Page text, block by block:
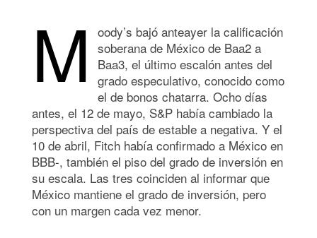
M
oody’s bajó anteayer la calificación
soberana de México de Baa2 a
Baa3, el último escalón antes del
grado especulativo, conocido como
el de bonos chatarra. Ocho días
antes, el 12 de mayo, S&P había cambiado la
perspectiva del país de estable a negativa. Y el
10 de abril, Fitch había confirmado a México en
BBB-, también el piso del grado de inversión en
su escala. Las tres coinciden al informar que
México mantiene el grado de inversión, pero
con un margen cada vez menor.